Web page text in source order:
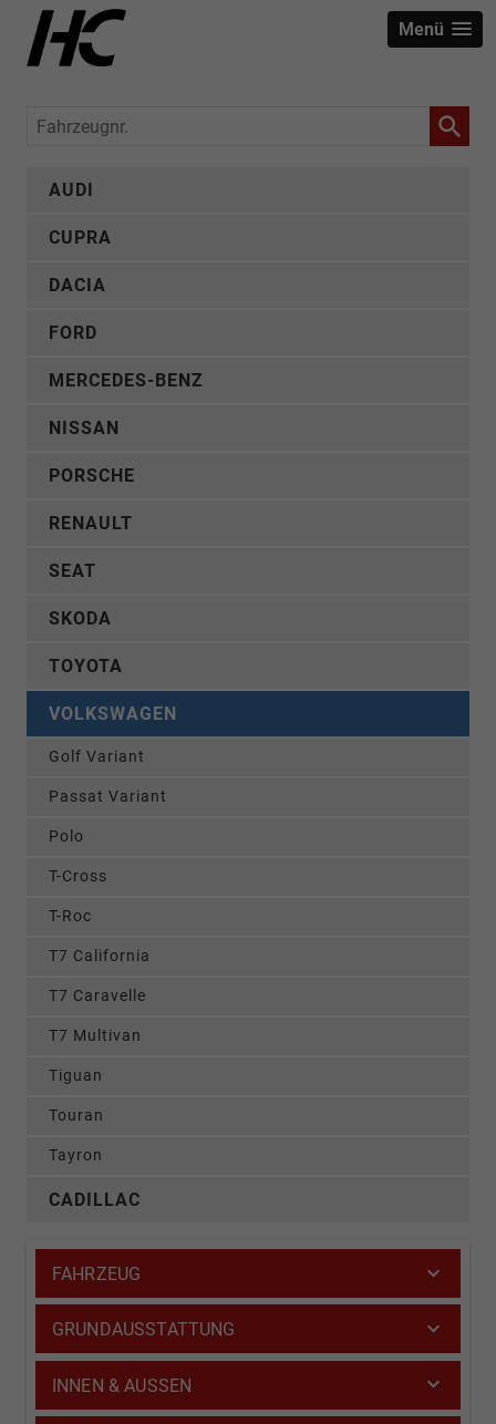
Menü
Fahrzeugnr.
AUDI
CUPRA
DACIA
FORD
MERCEDES-BENZ
NISSAN
PORSCHE
RENAULT
SEAT
SKODA
TOYOTA
VOLKSWAGEN
Golf Variant
Passat Variant
Polo
T-Cross
T-Roc
T7 California
T7 Caravelle
T7 Multivan
Tiguan
Touran
Tayron
CADILLAC
FAHRZEUG
GRUNDAUSSTATTUNG
INNEN & AUSSEN